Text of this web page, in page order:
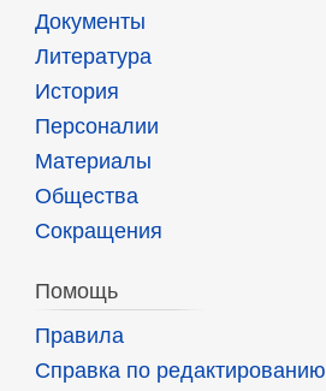
Документы
Литература
История
Персоналии
Материалы
Общества
Сокращения
Помощь
Правила
Справка по редактированию